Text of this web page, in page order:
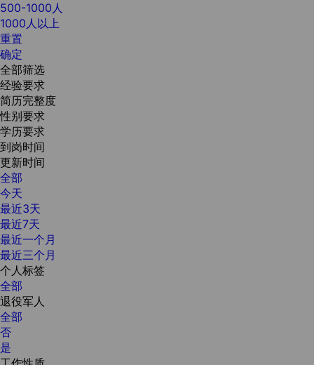
500-1000人
1000人以上
重置
确定
全部筛选
经验要求
简历完整度
性别要求
学历要求
到岗时间
更新时间
全部
今天
最近3天
最近7天
最近一个月
最近三个月
个人标签
全部
退役军人
全部
否
是